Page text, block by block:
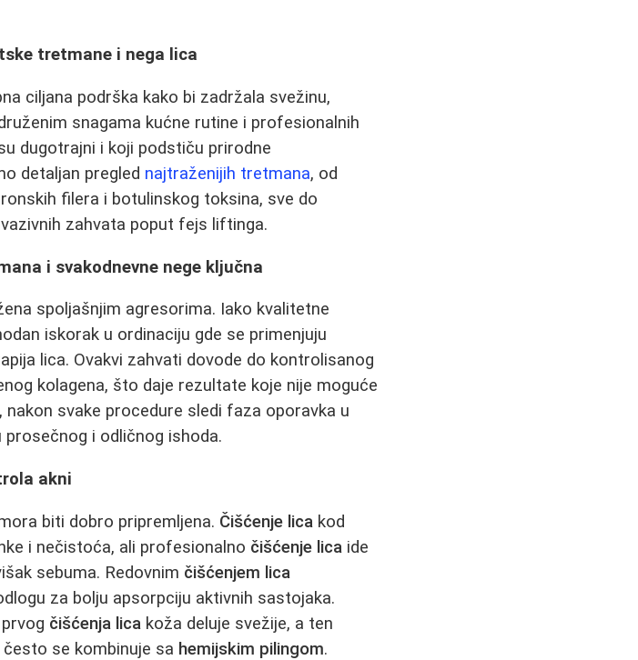
tretmane i nega lica
ciljana podrška kako bi zadržala svežinu,
snagama kućne rutine i profesionalnih
dugotrajni i koji podstiču prirodne
detaljan pregled najtraženijih tretmana, od
filera i botulinskog toksina, sve do
zahvata poput fejs liftinga.
i svakodnevne nege ključna
spoljašnjim agresorima. Iako kvalitetne
iskorak u ordinaciju gde se primenjuju
lica. Ovakvi zahvati dovode do kontrolisanog
kolagena, što daje rezultate koje nije moguće
svake procedure sledi faza oporavka u
i odličnog ishoda.
akni
biti dobro pripremljena. Čišćenje lica kod
i nečistoća, ali profesionalno čišćenje lica ide
sebuma. Redovnim čišćenjem lica
za bolju apsorpciju aktivnih sastojaka.
čišćenja lica koža deluje svežije, a ten
često se kombinuje sa hemijskim pilingom.